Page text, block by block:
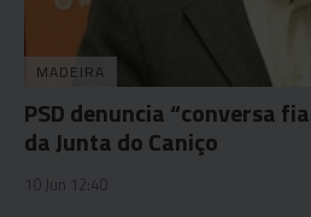
MADEIRA
PSD denuncia “conversa
da Junta do Caniço
10 Jun 12:40